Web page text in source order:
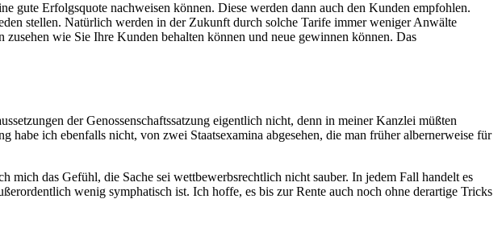
gute Erfolgsquote nachweisen können. Diese werden dann auch den Kunden empfohlen.
stellen. Natürlich werden in der Zukunft durch solche Tarife immer weniger Anwälte
zusehen wie Sie Ihre Kunden behalten können und neue gewinnen können. Das
der Genossenschaftssatzung eigentlich nicht, denn in meiner Kanzlei müßten
ich ebenfalls nicht, von zwei Staatsexamina abgesehen, die man früher albernerweise für
mich das Gefühl, die Sache sei wettbewerbsrechtlich nicht sauber. In jedem Fall handelt es
wenig symphatisch ist. Ich hoffe, es bis zur Rente auch noch ohne derartige Tricks